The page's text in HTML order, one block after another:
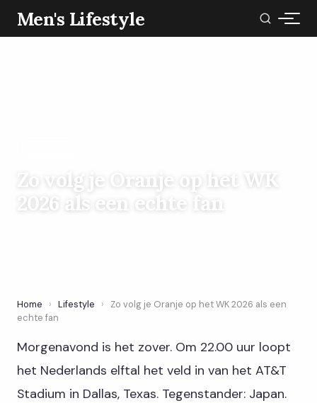
Men's Lifestyle
Zo volg je Oranje op het WK
2026 als een echte fan
Home › Lifestyle ›
Zo volg je Oranje op het WK 2026 als een
echte fan
Morgenavond is het zover. Om 22.00 uur loopt
het Nederlands elftal het veld in van het AT&T
Stadium in Dallas, Texas. Tegenstander: Japan.